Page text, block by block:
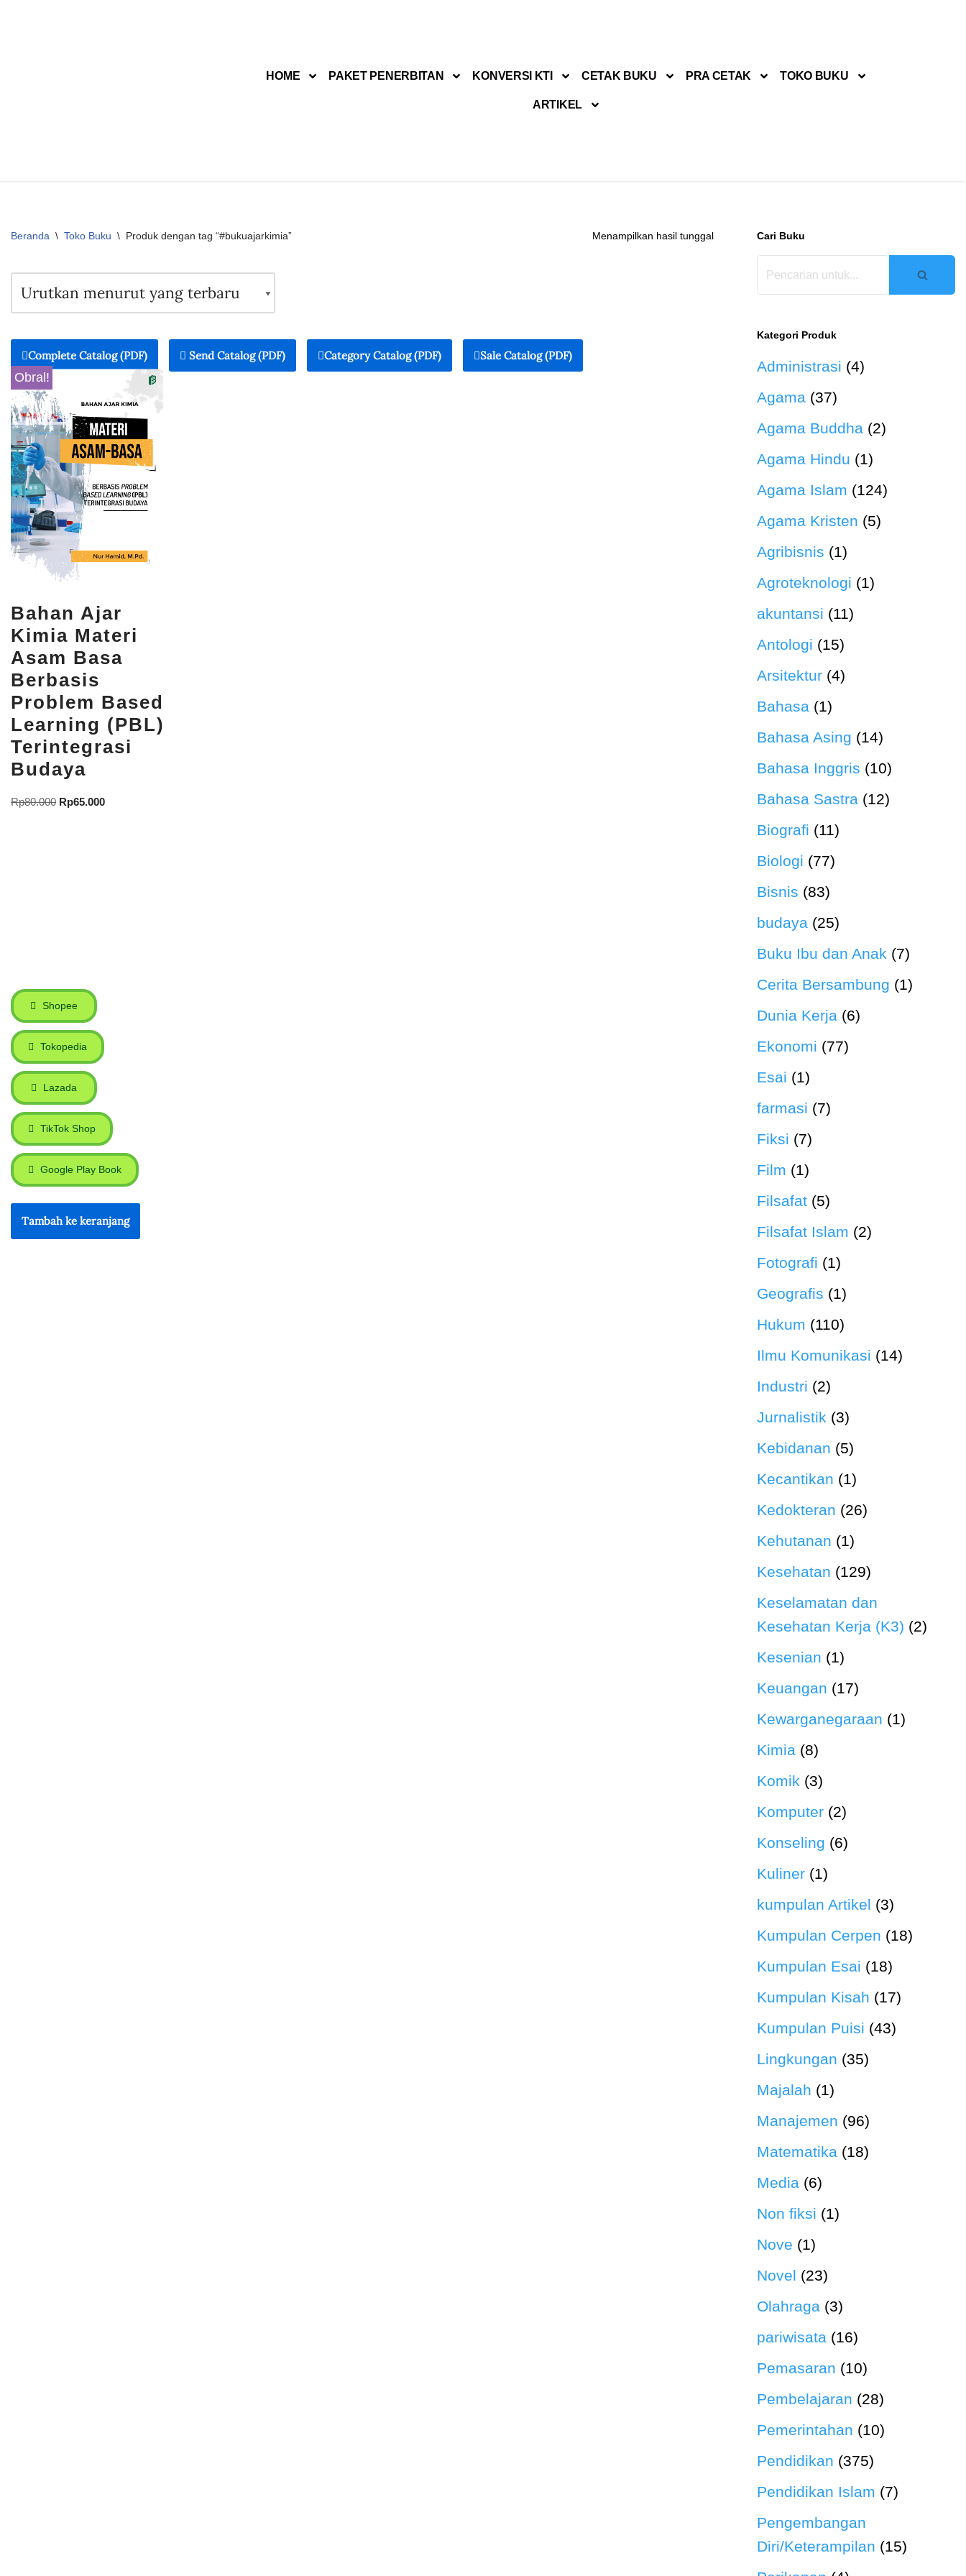
HOME PAKET PENERBITAN KONVERSI KTI CETAK BUKU PRA CETAK TOKO BUKU
ARTIKEL
Beranda \ Toko Buku \ Produk dengan tag “#bukuajarkimia” Menampilkan hasil tunggal
Complete Catalog (PDF) Send Catalog (PDF) Category Catalog (PDF) Sale Catalog (PDF)
Obral!
Bahan Ajar
Kimia Materi
Asam Basa
Berbasis
Problem Based
Learning (PBL)
Terintegrasi
Budaya
Rp80.000 Rp65.000
Shopee
Tokopedia
Lazada
TikTok Shop
Google Play Book
Tambah ke keranjang
Cari Buku
Kategori Produk
Administrasi (4)
Agama (37)
Agama Buddha (2)
Agama Hindu (1)
Agama Islam (124)
Agama Kristen (5)
Agribisnis (1)
Agroteknologi (1)
akuntansi (11)
Antologi (15)
Arsitektur (4)
Bahasa (1)
Bahasa Asing (14)
Bahasa Inggris (10)
Bahasa Sastra (12)
Biografi (11)
Biologi (77)
Bisnis (83)
budaya (25)
Buku Ibu dan Anak (7)
Cerita Bersambung (1)
Dunia Kerja (6)
Ekonomi (77)
Esai (1)
farmasi (7)
Fiksi (7)
Film (1)
Filsafat (5)
Filsafat Islam (2)
Fotografi (1)
Geografis (1)
Hukum (110)
Ilmu Komunikasi (14)
Industri (2)
Jurnalistik (3)
Kebidanan (5)
Kecantikan (1)
Kedokteran (26)
Kehutanan (1)
Kesehatan (129)
Keselamatan dan
Kesehatan Kerja (K3) (2)
Kesenian (1)
Keuangan (17)
Kewarganegaraan (1)
Kimia (8)
Komik (3)
Komputer (2)
Konseling (6)
Kuliner (1)
kumpulan Artikel (3)
Kumpulan Cerpen (18)
Kumpulan Esai (18)
Kumpulan Kisah (17)
Kumpulan Puisi (43)
Lingkungan (35)
Majalah (1)
Manajemen (96)
Matematika (18)
Media (6)
Non fiksi (1)
Nove (1)
Novel (23)
Olahraga (3)
pariwisata (16)
Pemasaran (10)
Pembelajaran (28)
Pemerintahan (10)
Pendidikan (375)
Pendidikan Islam (7)
Pengembangan
Diri/Keterampilan (15)